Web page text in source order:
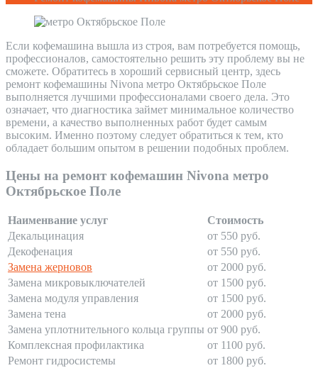
Если кофемашина вышла из строя, вам потребуется помощь,
профессионалов, самостоятельно решить эту проблему вы не
сможете. Обратитесь в хороший сервисный центр, здесь
ремонт кофемашины Nivona метро Октябрьское Поле
выполняется лучшими профессионалами своего дела. Это
означает, что диагностика займет минимальное количество
времени, а качество выполненных работ будет самым
высоким. Именно поэтому следует обратиться к тем, кто
обладает большим опытом в решении подобных проблем.
Цены на ремонт кофемашин Nivona метро
Октябрьское Поле
Наименвание услуг
Стоимость
Декальцинация
от 550 руб.
Декофенация
от 550 руб.
Замена жерновов
от 2000 руб.
Замена микровыключателей
от 1500 руб.
Замена модуля управления
от 1500 руб.
Замена тена
от 2000 руб.
Замена уплотнительного кольца группы от 900 руб.
Комплексная профилактика
от 1100 руб.
Ремонт гидросистемы
от 1800 руб.